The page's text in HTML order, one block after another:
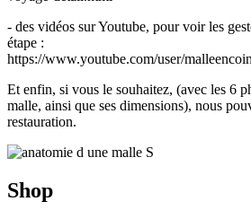
- des vidéos sur Youtube, pour voir les
étape :
https://www.youtube.com/user/
Et enfin, si vous le souhaitez, (avec les 6
malle, ainsi que ses dimensions), nous
restauration.
Shop